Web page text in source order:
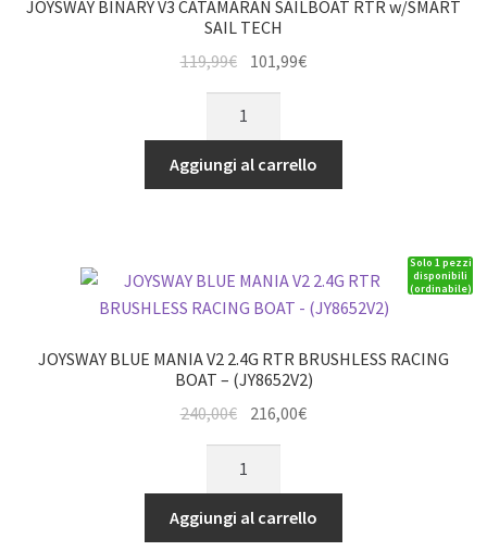
quantità
JOYSWAY BINARY V3 CATAMARAN SAILBOAT RTR w/SMART
SAIL TECH
119,99€
originale
era:
119,99€.
101,99€Il
è:
101,99€.
V3
CATAMARAN
SAIL
TECH
quantità
Aggiungi al carrello
Solo 1 pezzi
disponibili
(ordinabile)
JOYSWAY BLUE MANIA V2 2.4G RTR BRUSHLESS RACING
BOAT – (JY8652V2)
240,00€
prezzo
originale
era:
240,00€.
216,00€Il
è:
216,00€.
MANIA
V2
Aggiungi al carrello